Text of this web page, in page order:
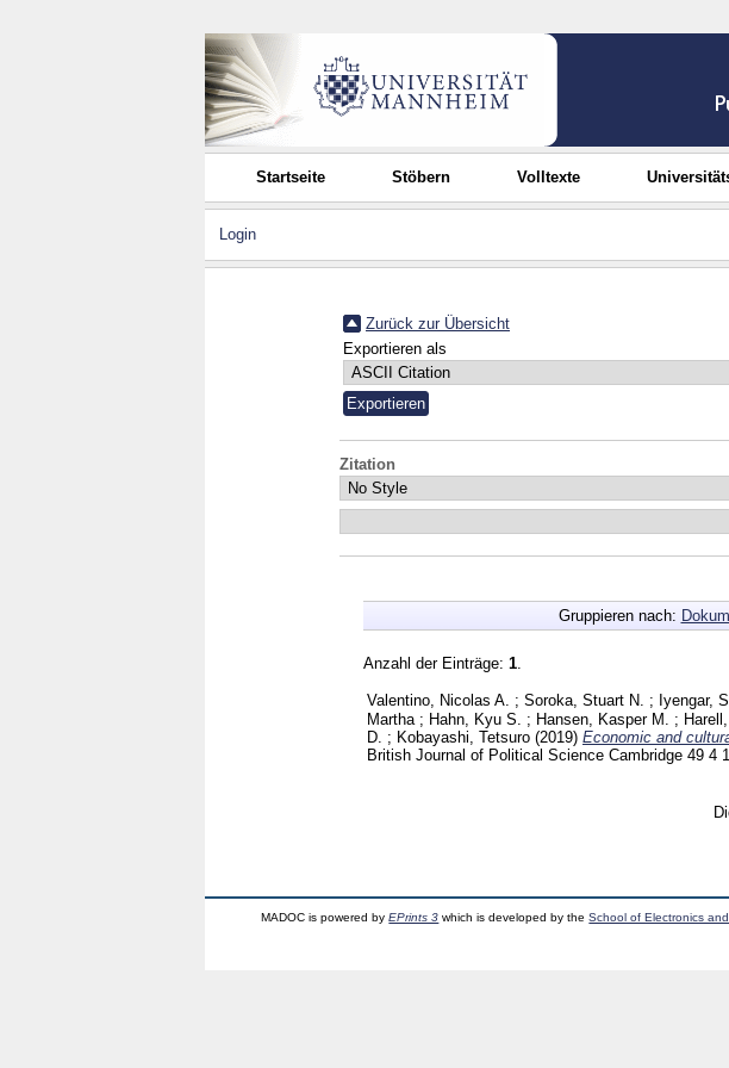
Startseite Stöbern Volltexte
Login
Zurück zur Übersicht
Exportieren als
Zitation
Gruppieren nach:
Anzahl der Einträge: 1
Valentino, Nicolas A. ; Soroka, Stuart N. ; Iyengar,
Martha ; Hahn, Kyu S. ; Hansen, Kasper M. ;
D. ; Kobayashi, Tetsuro (2019) Economic and
British Journal of Political Science Cambridge 49 4
MADOC is powered byEPrints 3 which is developed by theSchool of Electronics